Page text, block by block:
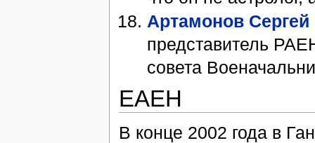
Артамонов
представитель
совета
ЕАЕН
В конце 2002 года в